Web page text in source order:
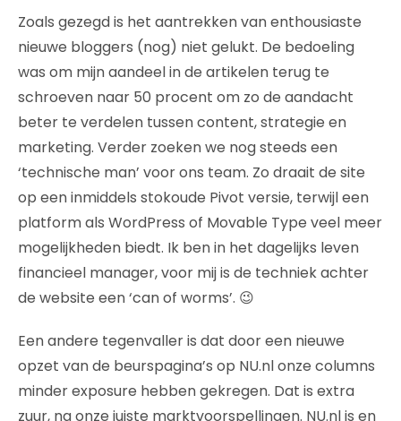
Zoals gezegd is het aantrekken van enthousiaste
nieuwe bloggers (nog) niet gelukt. De bedoeling
was om mijn aandeel in de artikelen terug te
schroeven naar 50 procent om zo de aandacht
beter te verdelen tussen content, strategie en
marketing. Verder zoeken we nog steeds een
‘technische man’ voor ons team. Zo draait de site
op een inmiddels stokoude Pivot versie, terwijl een
platform als WordPress of Movable Type veel meer
mogelijkheden biedt. Ik ben in het dagelijks leven
financieel manager, voor mij is de techniek achter
de website een ‘can of worms’. 😉
Een andere tegenvaller is dat door een nieuwe
opzet van de beurspagina’s op NU.nl onze columns
minder exposure hebben gekregen. Dat is extra
zuur, na onze juiste marktvoorspellingen. NU.nl is en